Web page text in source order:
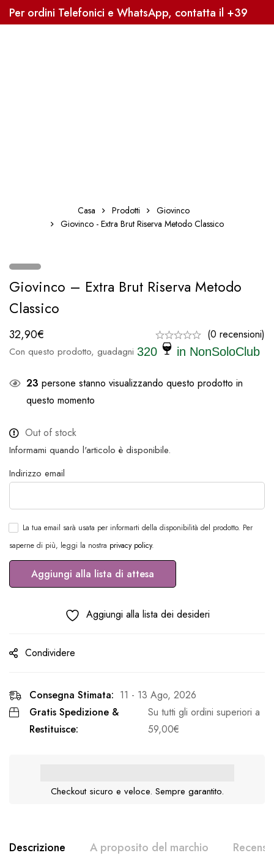
Per ordini Telefonici e WhatsApp, contatta il +39
3338041363, Sped. Gratuita oltre i 59€
Casa Prodotti
Giovinco
Giovinco - Extra Brut Riserva Metodo Classico
Giovinco – Extra Brut Riserva Metodo
Classico
32,90€ (0 recensioni)
Con questo prodotto, guadagni 320 in NonSoloClub
23 persone stanno visualizzando questo prodotto in
questo momento
Out of stock
Informami quando l'articolo è disponibile.
Indirizzo email
La tua email sarà usata per informarti della disponibilità del prodotto. Per
saperne di più, leggi la nostra privacy policy.
Aggiungi alla lista dei desideri
Condividere
Consegna Stimata: 11 - 13 Ago, 2026
Gratis Spedizione &
Restituisce:
Su tutti gli ordini superiori a
59,00€
Checkout sicuro e veloce. Sempre garantito.
Descrizione A proposito del marchio